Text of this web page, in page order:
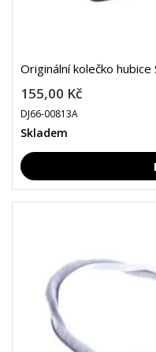
Originální kolečko
155,00 Kč
DJ66-00813A
Skladem